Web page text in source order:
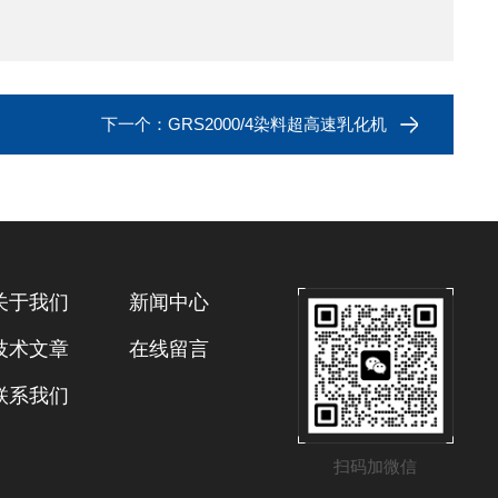
下一个： GRS2000/4染料超高速乳化机
扫码加微信
于我们 新闻中心
术文章 在线留言
系我们